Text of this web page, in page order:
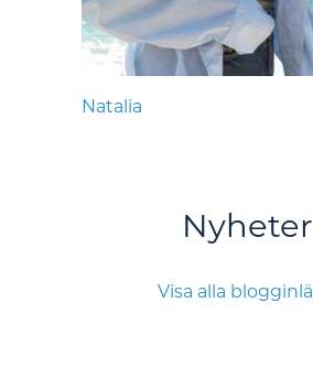
Natalia
Nyheter
Visa alla